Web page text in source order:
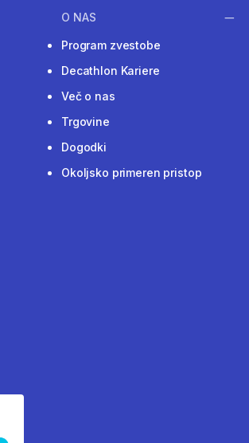
O NAS
Program zvestobe
Decathlon Kariere
Več o nas
Trgovine
Dogodki
Okoljsko primeren pristop